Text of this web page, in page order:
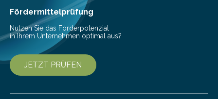
Fördermittelprüfung
Nutzen Sie das Förderpotenzial
in Ihrem Unternehmen optimal aus?
JETZT PRÜFEN